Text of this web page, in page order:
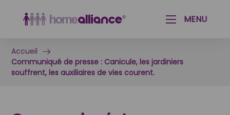
MENU
Accueil
Communiqué de presse : Canicule, les jardiniers
souffrent, les auxiliaires de vies courent.